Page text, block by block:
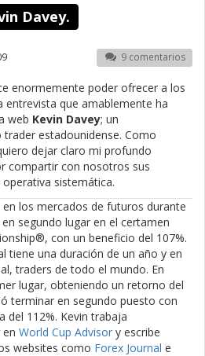
Davey.
9 comentarios
enormemente poder ofrecer a los
entrevista que amablemente ha
web Kevin Davey; un
estadounidense. Como
dejar claro mi profundo
compartir con nosotros sus
sistemática.
los mercados de futuros durante
segundo lugar en el certamen
con un beneficio del 107%.
tiene una duración de un año y en
traders de todo el mundo. En
lugar, obteniendo un retorno del
terminar en segundo puesto con
del 112%. Kevin trabaja
World Cup Advisor y escribe
websites como Forex Journal e